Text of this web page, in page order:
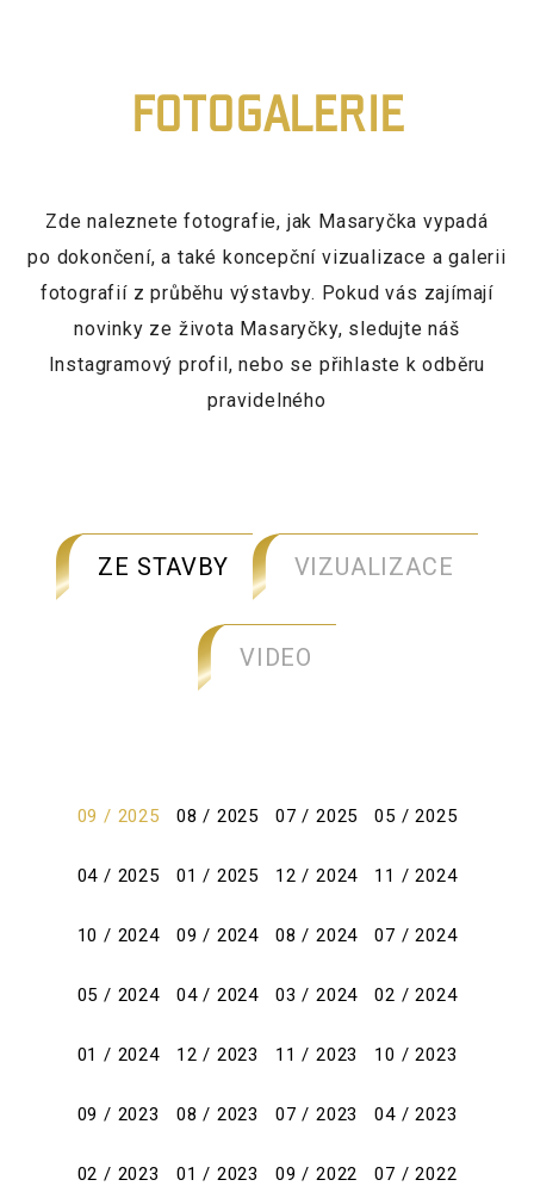
FOTOGALERIE
Zde naleznete fotografie, jak Masaryčka vypadá
po dokončení, a také koncepční vizualizace a galerii
fotografií z průběhu výstavby. Pokud vás zajímají
novinky ze života Masaryčky, sledujte náš
Instagramový profil, nebo se přihlaste k odběru
pravidelného
ZE STAVBY VIZUALIZACE
VIDEO
09 / 2025 08 / 2025 07 / 2025 05 / 2025
04 / 2025 01 / 2025 12 / 2024 11 / 2024
10 / 2024 09 / 2024 08 / 2024 07 / 2024
05 / 2024 04 / 2024 03 / 2024 02 / 2024
01 / 2024 12 / 2023 11 / 2023 10 / 2023
09 / 2023 08 / 2023 07 / 2023 04 / 2023
02 / 2023 01 / 2023 09 / 2022 07 / 2022